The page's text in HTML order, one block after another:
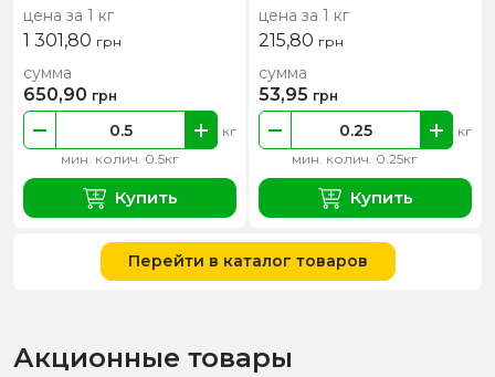
цена за 1 кг
1 301,80 грн
мин. колич. 0.5кг
кг
сумма
650,90 грн
Купить
цена за 1 кг
215,80 грн
мин. колич. 0.25кг
кг
сумма
53,95 грн
Купить
Перейти в каталог товаров
Акционные товары